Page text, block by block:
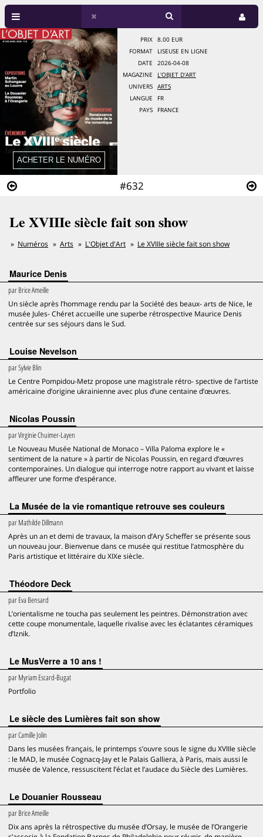
#632
PRIX
8.00 EUR
FORMAT
LISEUSE EN LIGNE
DATE
2026-04-08
MAGAZINE
L'OBJET D'ART
UNIVERS
ARTS
LANGUE
FR
PAYS
FRANCE
Le XVIIIe siècle fait son show
Numéros Arts L'Objet d'Art Le XVIIIe siècle fait son show
Maurice Denis
parBrice Ameille
Un siècle après l’hommage rendu par la Société des beaux- arts de Nice, le
musée Jules- Chéret accueille une superbe rétrospective Maurice Denis
centrée sur ses séjours dans le Sud.
Louise Nevelson
parSylvie Blin
Le Centre Pompidou-Metz propose une magistrale rétro- spective de l’artiste
américaine d’origine ukrainienne avec plus d’une centaine d’œuvres.
Nicolas Poussin
parVirginie Chuimer-Layen
Le Nouveau Musée National de Monaco – Villa Paloma explore le «
sentiment de la nature » à partir de Nicolas Poussin, en regard d’œuvres
contemporaines. Un dialogue qui interroge notre rapport au vivant et laisse
affleurer une forme d’espérance.
La Musée de la vie romantique retrouve ses couleurs
parMathilde Dillmann
Après un an et demi de travaux, la maison d’Ary Scheffer se présente sous
un nouveau jour. Bienvenue dans ce musée qui restitue l’atmosphère du
Paris artistique et littéraire du XIXe siècle.
Théodore Deck
parEva Bensard
L’orientalisme ne toucha pas seulement les peintres. Démonstration avec
cette coupe monumentale, laquelle rivalise avec les éclatantes céramiques
d’Iznik.
Le MusVerre a 10 ans !
parMyriam Escard-Bugat
Portfolio
Le siècle des Lumières fait son show
parCamille Jolin
Dans les musées français, le printemps s’ouvre sous le signe du XVIIIe siècle
: le MAD, le musée Cognacq‑Jay et le Palais Galliera, à Paris, mais aussi le
musée de Valence, ressuscitent l’éclat et l’audace du Siècle des Lumières.
Le Douanier Rousseau
parBrice Ameille
Dix ans après la rétrospective du musée d’Orsay, le musée de l’Orangerie